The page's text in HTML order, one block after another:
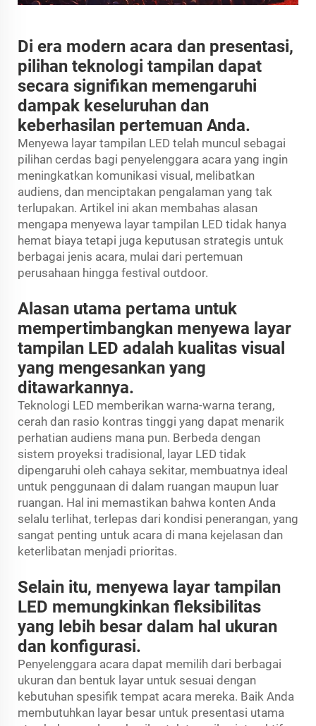
Di era modern acara dan presentasi,
pilihan teknologi tampilan dapat
secara signifikan memengaruhi
dampak keseluruhan dan
keberhasilan pertemuan Anda.
Menyewa layar tampilan LED telah muncul sebagai
pilihan cerdas bagi penyelenggara acara yang ingin
meningkatkan komunikasi visual, melibatkan
audiens, dan menciptakan pengalaman yang tak
terlupakan. Artikel ini akan membahas alasan
mengapa menyewa layar tampilan LED tidak hanya
hemat biaya tetapi juga keputusan strategis untuk
berbagai jenis acara, mulai dari pertemuan
perusahaan hingga festival outdoor.
Alasan utama pertama untuk
mempertimbangkan menyewa layar
tampilan LED adalah kualitas visual
yang mengesankan yang
ditawarkannya.
Teknologi LED memberikan warna-warna terang,
cerah dan rasio kontras tinggi yang dapat menarik
perhatian audiens mana pun. Berbeda dengan
sistem proyeksi tradisional, layar LED tidak
dipengaruhi oleh cahaya sekitar, membuatnya ideal
untuk penggunaan di dalam ruangan maupun luar
ruangan. Hal ini memastikan bahwa konten Anda
selalu terlihat, terlepas dari kondisi penerangan, yang
sangat penting untuk acara di mana kejelasan dan
keterlibatan menjadi prioritas.
Selain itu, menyewa layar tampilan
LED memungkinkan fleksibilitas
yang lebih besar dalam hal ukuran
dan konfigurasi.
Penyelenggara acara dapat memilih dari berbagai
ukuran dan bentuk layar untuk sesuai dengan
kebutuhan spesifik tempat acara mereka. Baik Anda
membutuhkan layar besar untuk presentasi utama